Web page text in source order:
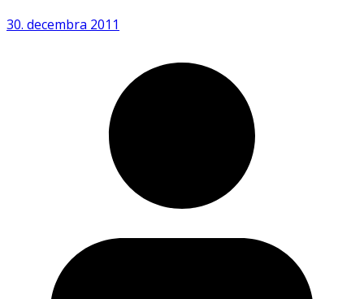
30. decembra 2011